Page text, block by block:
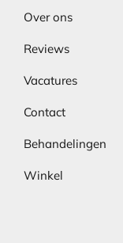
Over ons
Reviews
Vacatures
Contact
Behandelingen
Winkel